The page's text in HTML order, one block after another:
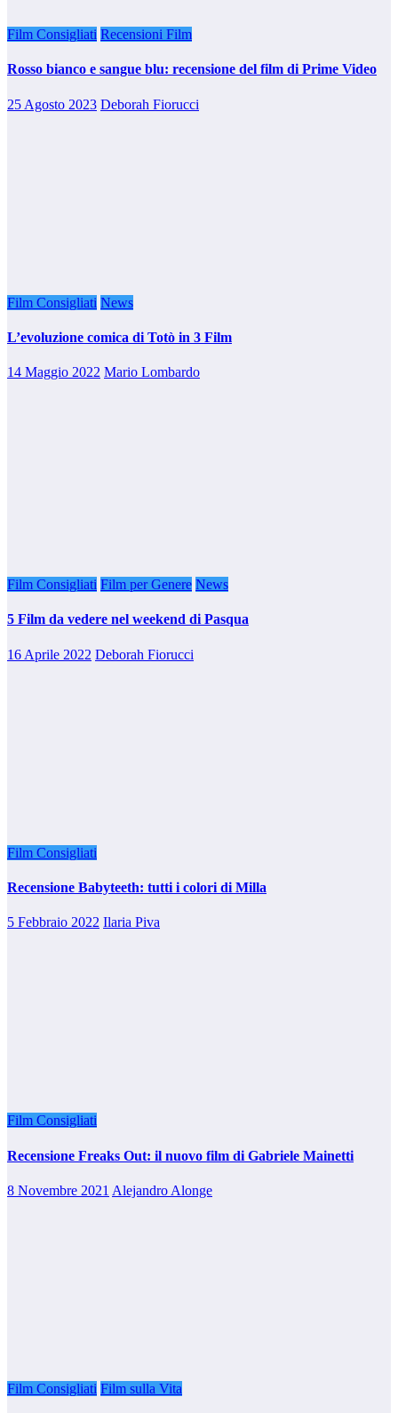
Film Consigliati Recensioni Film
Rosso bianco e sangue blu: recensione del film di Prime Video
25 Agosto 2023 Deborah Fiorucci
Film Consigliati News
L’evoluzione comica di Totò in 3 Film
14 Maggio 2022 Mario Lombardo
Film Consigliati Film per Genere News
5 Film da vedere nel weekend di Pasqua
16 Aprile 2022 Deborah Fiorucci
Film Consigliati
Recensione Babyteeth: tutti i colori di Milla
5 Febbraio 2022 Ilaria Piva
Film Consigliati
Recensione Freaks Out: il nuovo film di Gabriele Mainetti
8 Novembre 2021 Alejandro Alonge
Film Consigliati Film sulla Vita